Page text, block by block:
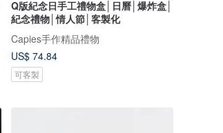
Q版紀念日手工禮物盒│日曆│爆炸盒│
紀念禮物│情人節│客製化
Capies手作精品禮物
US$ 74.84
可客製